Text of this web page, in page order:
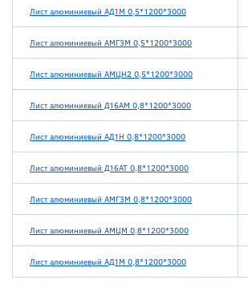
Лист алюминиевый АД1М 0,5*1200*3000
Лист алюминиевый АМГ3М 0,5*1200*3000
Лист алюминиевый АМЦН2 0,5*1200*3000
Лист алюминиевый Д16АМ 0,8*1200*3000
Лист алюминиевый АД1Н 0,8*1200*3000
Лист алюминиевый Д16АТ 0,8*1200*3000
Лист алюминиевый АМГ3М 0,8*1200*3000
Лист алюминиевый АМЦМ 0,8*1200*3000
Лист алюминиевый АД1М 0,8*1200*3000